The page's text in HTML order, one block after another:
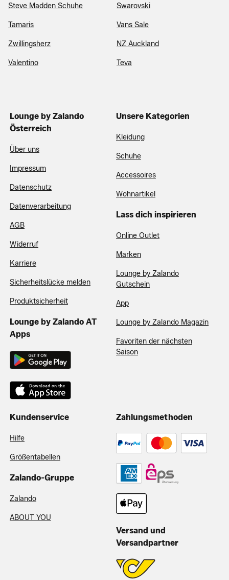
Steve Madden Schuhe Swarovski
Tamaris Vans Sale
Zwillingsherz NZ Auckland
Valentino Teva
Lounge by Zalando
Österreich
Über uns
Impressum
Datenschutz
Datenverarbeitung
AGB
Widerruf
Karriere
Sicherheitslücke melden
Produktsicherheit
Lounge by Zalando AT
Apps
Unsere Kategorien
Kleidung
Schuhe
Accessoires
Wohnartikel
Lass dich inspirieren
Online Outlet
Marken
Lounge by Zalando
Gutschein
App
Lounge by Zalando Magazin
Favoriten der nächsten
Saison
Kundenservice
Hilfe
Größentabellen
Zalando-Gruppe
Zalando
ABOUT YOU
Zahlungsmethoden
Versand und
Versandpartner